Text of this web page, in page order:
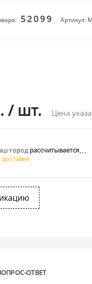
52099 Артикул:
/ шт. Цена
городрассчитывается
ОТВЕТ